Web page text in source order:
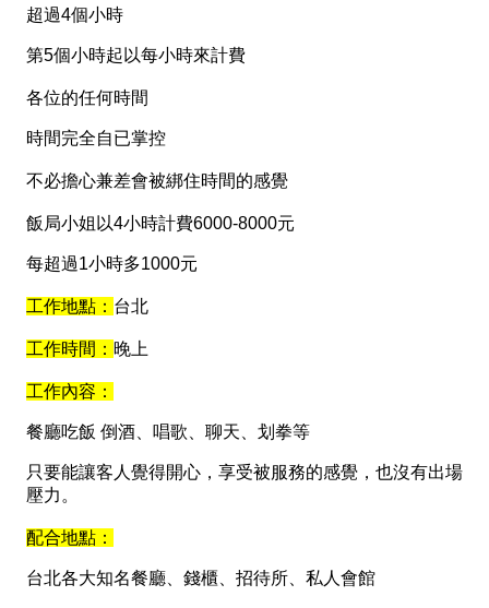
超過4個小時
第5個小時起以每小時來計費
各位的任何時間
時間完全自已掌控
不必擔心兼差會被綁住時間的感覺
飯局小姐以4小時計費6000-8000元
每超過1小時多1000元
工作地點： 台北
工作時間： 晚上
工作內容：
餐廳吃飯 倒酒、唱歌、聊天、划拳等
只要能讓客人覺得開心，享受被服務的感覺，也沒有出場
壓力。
配合地點：
台北各大知名餐廳、錢櫃、招待所、私人會館